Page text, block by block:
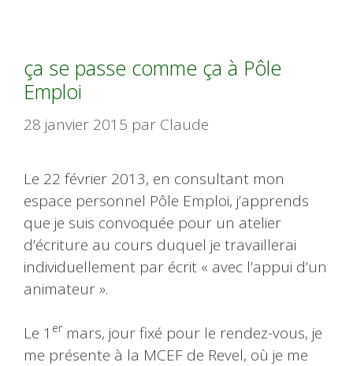
ça se passe comme ça à Pôle
Emploi
28 janvier 2015 par Claude
Le 22 février 2013, en consultant mon
espace personnel Pôle Emploi, j’apprends
que je suis convoquée pour un atelier
d’écriture au cours duquel je travaillerai
individuellement par écrit « avec l’appui d’un
animateur ».
Le 1 ermars, jour fixé pour le rendez-vous, je
me présente à la MCEF de Revel, où je me